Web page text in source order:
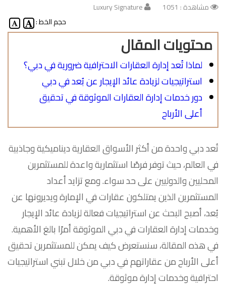
مشاهدة : 1051
حجم الخط :
محتويات المقال
لماذا تُعد إدارة العقارات الاحترافية ضرورية في دبي؟
استراتيجيات لزيادة عائد الإيجار عن بُعد في دبي
دور خدمات إدارة العقارات الموثوقة في تحقيق
أعلى الأرباح
تُعد دبي واحدة من أكثر الأسواق العقارية ديناميكية وجاذبية
في العالم، حيث توفر فرصًا استثمارية واعدة للمستثمرين
المحليين والدوليين على حد سواء. ومع تزايد أعداد
المستثمرين الذين يمتلكون عقارات في الإمارة ويديرونها عن
بُعد، أصبح البحث عن استراتيجيات فعالة لزيادة عائد الإيجار
وخدمات إدارة العقارات في دبي الموثوقة أمرًا بالغ الأهمية.
في هذه المقالة، سنستعرض كيف يمكن للمستثمرين تحقيق
أعلى الأرباح من عقاراتهم في دبي من خلال تبني استراتيجيات
احترافية وخدمات إدارة موثوقة.